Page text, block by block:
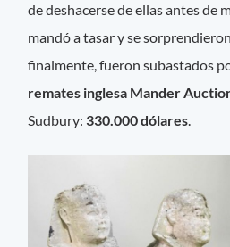
de deshacerse de ellas antes de
mandó a tasar y se
finalmente, fueron subastados
remates inglesa Mander
Sudbury: 330.000 dólares.